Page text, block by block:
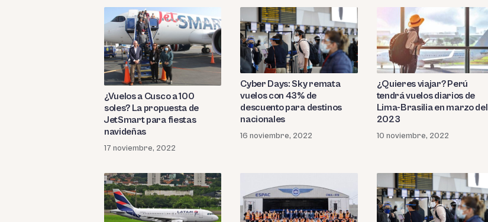
¿Vuelos a Cusco a 100
soles? La propuesta de
JetSmart para fiestas
navideñas
17 noviembre, 2022
Cyber Days: Sky remata
vuelos con 43% de
descuento para destinos
nacionales
16 noviembre, 2022
¿Quieres viajar? Perú
tendrá vuelos diarios de
Lima-Brasilia en marzo del
2023
10 noviembre, 2022